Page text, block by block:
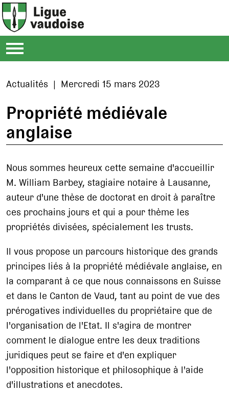
Actualités | Mercredi 15 mars 2023
Propriété médiévale
anglaise
Nous sommes heureux cette semaine d'accueillir
M. William Barbey, stagiaire notaire à Lausanne,
auteur d'une thèse de doctorat en droit à paraître
ces prochains jours et qui a pour thème les
propriétés divisées, spécialement les trusts.
Il vous propose un parcours historique des grands
principes liés à la propriété médiévale anglaise, en
la comparant à ce que nous connaissons en Suisse
et dans le Canton de Vaud, tant au point de vue des
prérogatives individuelles du propriétaire que de
l'organisation de l'Etat. Il s'agira de montrer
comment le dialogue entre les deux traditions
juridiques peut se faire et d'en expliquer
l'opposition historique et philosophique à l'aide
d'illustrations et anecdotes.